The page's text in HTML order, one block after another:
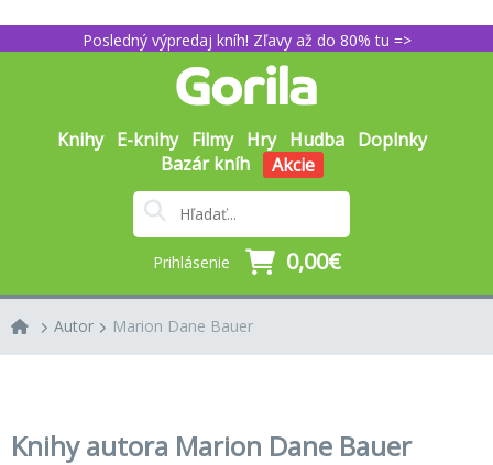
Posledný výpredaj kníh! Zľavy až do 80% tu =>
Knihy E-knihy Filmy Hry Hudba Doplnky
Bazár kníh
Akcie
Prihlásenie 0,00€
Autor Marion Dane Bauer
Knihy autora Marion Dane Bauer